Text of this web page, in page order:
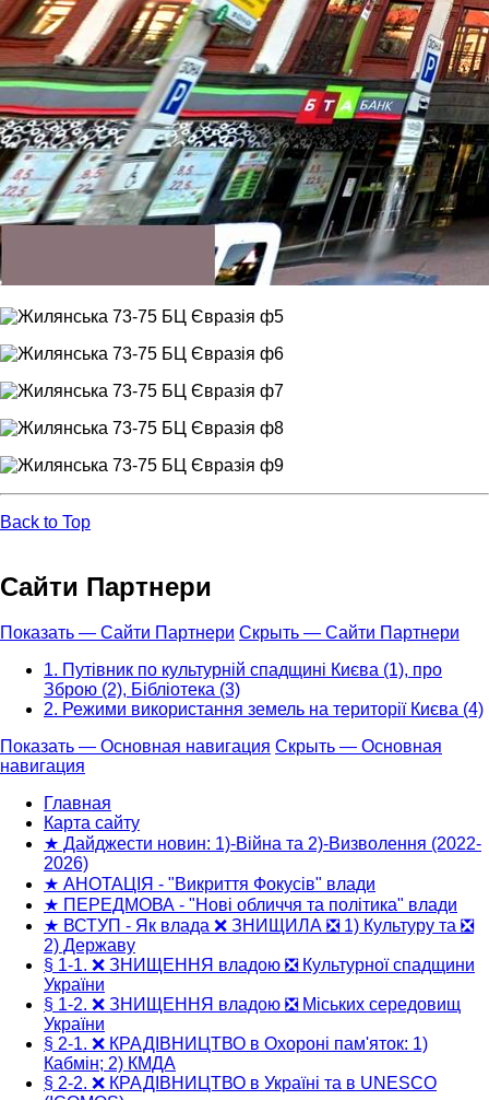
Back to Top
Сайти Партнери
Показать — Сайти Партнери Скрыть — Сайти Партнери
1. Путівник по культурній спадщині Києва (1), про
Зброю (2), Бібліотека (3)
2. Режими використання земель на території Києва (4)
Основная
навигация
Показать — Основная навигация Скрыть — Основная
навигация
Главная
Карта сайту
★ Дайджести новин: 1)-Війна та 2)-Визволення (2022-
2026)
★ АНОТАЦІЯ - "Викриття Фокусів" влади
★ ПЕРЕДМОВА - "Нові обличчя та політика" влади
★ ВСТУП - Як влада ❌ ЗНИЩИЛА ❎ 1) Культуру та ❎
2) Державу
§ 1-1. ❌ ЗНИЩЕННЯ владою ❎ Культурної спадщини
України
§ 1-2. ❌ ЗНИЩЕННЯ владою ❎ Міських середовищ
України
§ 2-1. ❌ КРАДІВНИЦТВО в Охороні пам'яток: 1)
Кабмін; 2) КМДА
§ 2-2. ❌ КРАДІВНИЦТВО в Україні та в UNESCO